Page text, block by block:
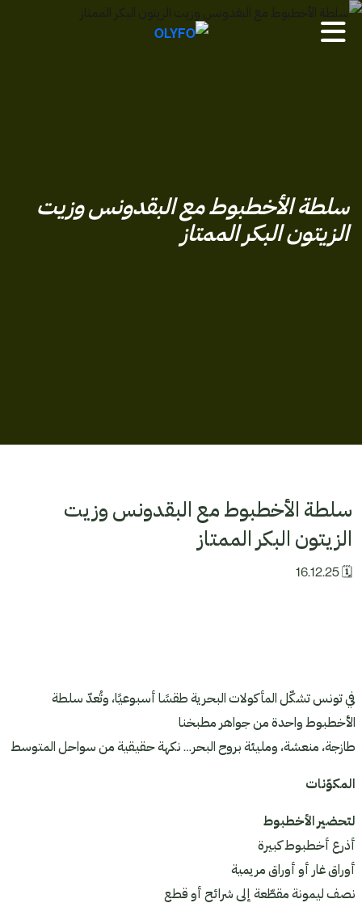
العملية
المجلة
معنا
سلطة الأخطبوط مع البقدونس وزيت
الزيتون البكر الممتاز
سلطة الأخطبوط مع البقدونس وزيت
الزيتون البكر الممتاز
🗓 16.12.25
في تونس تشكّل المأكولات البحرية طقسًا أسبوعيًا، وتُعدّ سلطة
الأخطبوط واحدة من جواهر مطبخنا
طازجة، منعشة، ومليئة بروح البحر… نكهة حقيقية من سواحل المتوسط
المكوّنات
لتحضير الأخطبوط
أذرع أخطبوط كبيرة
أوراق غار أو أوراق مريمية
نصف ليمونة مقطّعة إلى شرائح أو قطع